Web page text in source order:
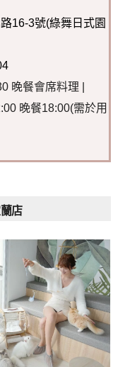
16-3號(綠舞日式園
晚餐會席料理 |
晚餐18:00(需於用
店